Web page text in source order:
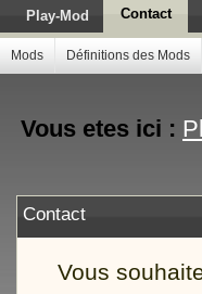
Play-Mod Contact
Mods Définitions des Mods
Vous etes ici :
Contact
Vous